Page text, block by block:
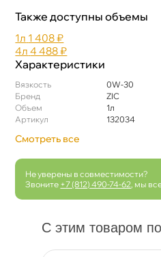
Также доступны объемы
1л 1 408 ₽
4л 4 488 ₽
Характеристики
язкость
0W-30
Бренд
ZIC
Объем
1л
Артикул
132034
Смотреть все
Не уверены в совместимости?
Звоните +7 (812) 490-74-62 , мы
С этим товаром